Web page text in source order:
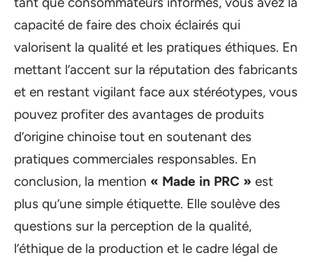
capacité de faire des choix éclairés qui
valorisent la qualité et les pratiques éthiques. En
mettant l’accent sur la réputation des fabricants
et en restant vigilant face aux stéréotypes, vous
pouvez profiter des avantages de produits
d’origine chinoise tout en soutenant des
pratiques commerciales responsables. En
conclusion, la mention « Made in PRC » est
plus qu’une simple étiquette. Elle soulève des
questions sur la perception de la qualité,
l’éthique de la production et le cadre légal de